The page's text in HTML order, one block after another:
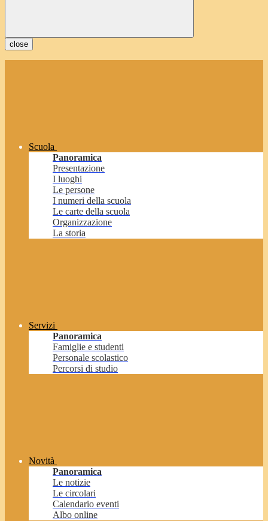
close
Scuola
Panoramica
Presentazione
I luoghi
Le persone
I numeri della scuola
Le carte della scuola
Organizzazione
La storia
Servizi
Panoramica
Famiglie e studenti
Personale scolastico
Percorsi di studio
Novità
Panoramica
Le notizie
Le circolari
Calendario eventi
Albo online